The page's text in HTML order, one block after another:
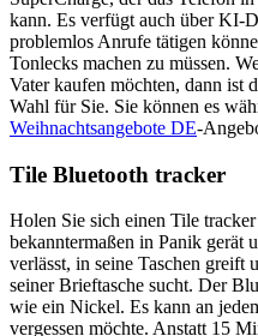
kann. Es verfügt auch über KI-
problemlos Anrufe tätigen
Tonlecks machen zu müssen.
Vater kaufen möchten, dann ist
Wahl für Sie. Sie können es
Weihnachtsangebote DE-
Tile Bluetooth tracker
Holen Sie sich einen Tile
bekanntermaßen in Panik gerät
verlässt, in seine Taschen greift
seiner Brieftasche sucht. Der
wie ein Nickel. Es kann an
vergessen möchte. Anstatt 15